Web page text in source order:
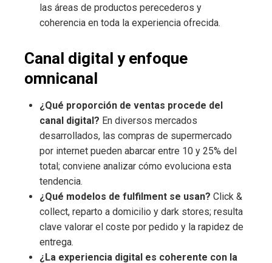
las áreas de productos perecederos y
coherencia en toda la experiencia ofrecida.
Canal digital y enfoque
omnicanal
¿Qué proporción de ventas procede del
canal digital? En diversos mercados
desarrollados, las compras de supermercado
por internet pueden abarcar entre 10 y 25% del
total; conviene analizar cómo evoluciona esta
tendencia.
¿Qué modelos de fulfilment se usan? Click &
collect, reparto a domicilio y dark stores; resulta
clave valorar el coste por pedido y la rapidez de
entrega.
¿La experiencia digital es coherente con la